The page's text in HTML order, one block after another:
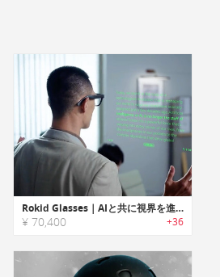
Rokid Glasses｜AIと共に視界を進化。超軽量ARスマートグラス
¥ 70,400 +36